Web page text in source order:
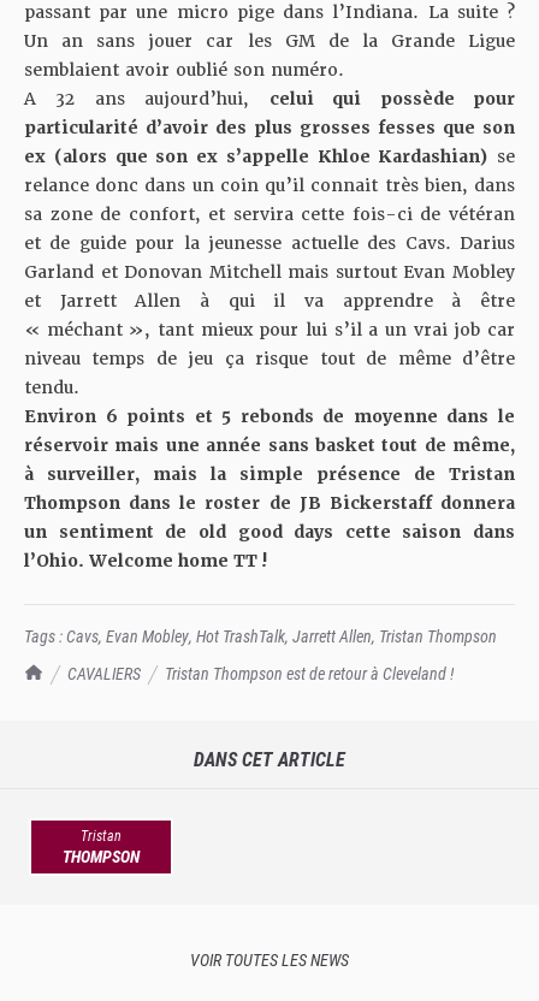
TrashTalk Actu NBA
CAVALIERS Tristan Thompson est de retour à Cleveland !
passant par une micro pige dans l’Indiana. La suite ?
Un an sans jouer car les GM de la Grande Ligue
semblaient avoir oublié son numéro.
A 32 ans aujourd’hui, celui qui possède pour
particularité d’avoir des plus grosses fesses que son
ex (alors que son ex s’appelle Khloe Kardashian) se
relance donc dans un coin qu’il connait très bien, dans
sa zone de confort, et servira cette fois-ci de vétéran
et de guide pour la jeunesse actuelle des Cavs. Darius
Garland et Donovan Mitchell mais surtout Evan Mobley
et Jarrett Allen à qui il va apprendre à être
« méchant », tant mieux pour lui s’il a un vrai job car
niveau temps de jeu ça risque tout de même d’être
tendu.
Environ 6 points et 5 rebonds de moyenne dans le
réservoir mais une année sans basket tout de même,
à surveiller, mais la simple présence de Tristan
Thompson dans le roster de JB Bickerstaff donnera
un sentiment de old good days cette saison dans
l’Ohio. Welcome home TT !
Tags :Cavs, Evan Mobley, Hot TrashTalk, Jarrett Allen, Tristan Thompson
DANS CET ARTICLE
Tristan
THOMPSON
VOIR TOUTES LES NEWS